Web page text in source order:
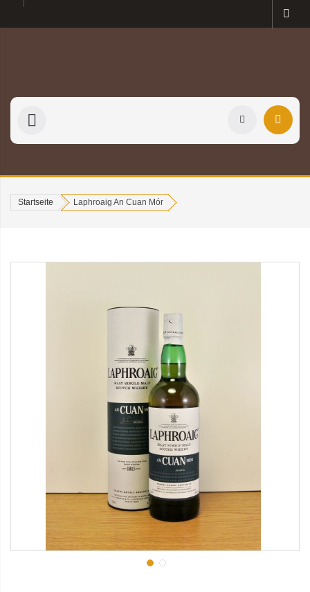
Startseite Laphroaig An Cuan Mór